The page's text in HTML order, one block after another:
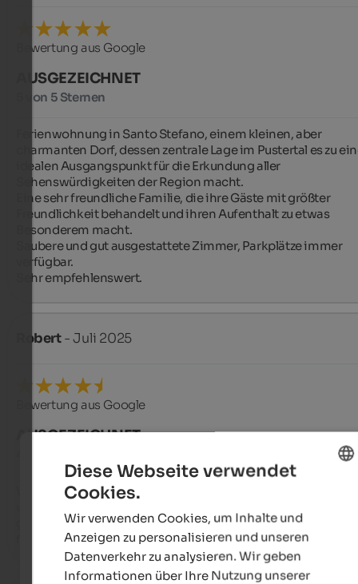
Bewertung aus Google
AUSGEZEICHNET
5 von 5 Sternen
Ferienwohnung in Santo Stefano, einem kleinen, aber
charmanten Dorf, dessen zentrale Lage im Pustertal es zu
idealen Ausgangspunkt für die Erkundung aller
Sehenswürdigkeiten der Region macht.
Eine sehr freundliche Familie, die ihre Gäste mit größter
Freundlichkeit behandelt und ihren Aufenthalt zu etwas
Besonderem macht.
Saubere und gut ausgestattete Zimmer, Parkplätze immer
verfügbar.
Sehr empfehlenswert.
Robert- Juli 2025
Bewertung aus Google
AUSGEZEICHNET
Wir haben unseren Sommerurlaub auf diesem Bauernhof
geräumig und sauber. Das Ferienhaus ist ein toller
für schöne Wanderungen.
GERMAN
Diese Webseite verwendet
Cookies.
Wir verwenden Cookies, um Inhalte und
Anzeigen zu personalisieren und unseren
Datenverkehr zu analysieren. Wir geben
Informationen über Ihre Nutzung unserer